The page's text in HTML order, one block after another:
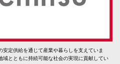
定供給を通じて産業や暮らしを支えていま
とともに持続可能な社会の実現に貢献してい